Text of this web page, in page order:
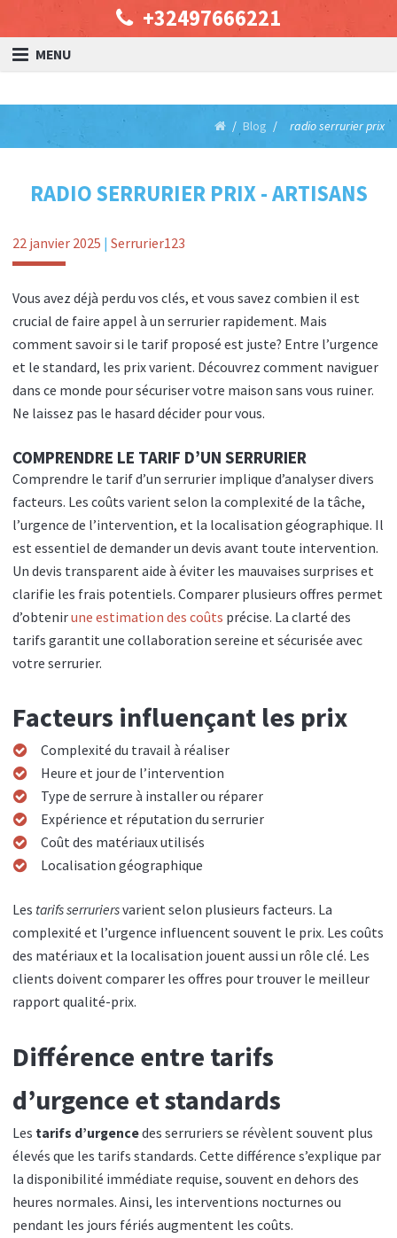
+32497666221
MENU
Blog radio serrurier prix
RADIO SERRURIER PRIX - ARTISANS
22 janvier 2025 Serrurier123
Vous avez déjà perdu vos clés, et vous savez combien il est
crucial de faire appel à un serrurier rapidement. Mais
comment savoir si le tarif proposé est juste? Entre l’urgence
et le standard, les prix varient. Découvrez comment naviguer
dans ce monde pour sécuriser votre maison sans vous ruiner.
Ne laissez pas le hasard décider pour vous.
COMPRENDRE LE TARIF D’UN SERRURIER
Comprendre le tarif d’un serrurier implique d’analyser divers
facteurs. Les coûts varient selon la complexité de la tâche,
l’urgence de l’intervention, et la localisation géographique. Il
est essentiel de demander un devis avant toute intervention.
Un devis transparent aide à éviter les mauvaises surprises et
clarifie les frais potentiels. Comparer plusieurs offres permet
d’obtenirune estimation des coûts précise. La clarté des
tarifs garantit une collaboration sereine et sécurisée avec
votre serrurier.
Facteurs influençant les prix
Complexité du travail à réaliser
Heure et jour de l’intervention
Type de serrure à installer ou réparer
Expérience et réputation du serrurier
Coût des matériaux utilisés
Localisation géographique
Les tarifs serruriersvarient selon plusieurs facteurs. La
complexité et l’urgence influencent souvent le prix. Les coûts
des matériaux et la localisation jouent aussi un rôle clé. Les
clients doivent comparer les offres pour trouver le meilleur
rapport qualité-prix.
Différence entre tarifs
d’urgence et standards
Les tarifs d’urgencedes serruriers se révèlent souvent plus
élevés que les tarifs standards. Cette différence s’explique par
la disponibilité immédiate requise, souvent en dehors des
heures normales. Ainsi, les interventions nocturnes ou
pendant les jours fériés augmentent les coûts.